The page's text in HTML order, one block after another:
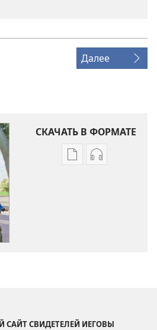
Далее
СКАЧАТЬ В ФОРМАТЕ
ВариантыВарианты
СВИДЕТЕЛЕЙ ИЕГОВЫ